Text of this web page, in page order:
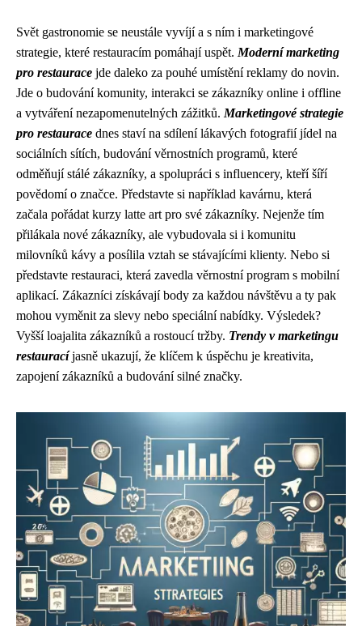
Svět gastronomie se neustále vyvíjí a s ním i marketingové
strategie, které restauracím pomáhají uspět. Moderní marketing
pro restaurace jde daleko za pouhé umístění reklamy do novin.
Jde o budování komunity, interakci se zákazníky online i offline
a vytváření nezapomenutelných zážitků. Marketingové strategie
pro restaurace dnes staví na sdílení lákavých fotografií jídel na
sociálních sítích, budování věrnostních programů, které
odměňují stálé zákazníky, a spolupráci s influencery, kteří šíří
povědomí o značce. Představte si například kavárnu, která
začala pořádat kurzy latte art pro své zákazníky. Nejenže tím
přilákala nové zákazníky, ale vybudovala si i komunitu
milovníků kávy a posílila vztah se stávajícími klienty. Nebo si
představte restauraci, která zavedla věrnostní program s mobilní
aplikací. Zákazníci získávají body za každou návštěvu a ty pak
mohou vyměnit za slevy nebo speciální nabídky. Výsledek?
Vyšší loajalita zákazníků a rostoucí tržby. Trendy v marketingu
restauracíjasně ukazují, že klíčem k úspěchu je kreativita,
zapojení zákazníků a budování silné značky.